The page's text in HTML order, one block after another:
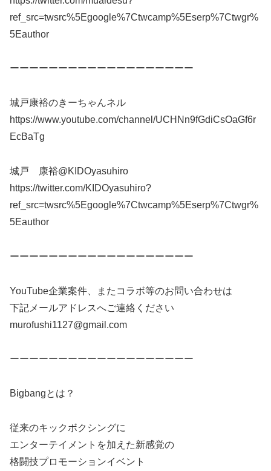
ref_src=twsrc%5Egoogle%7Ctwcamp%5Eserp%7Ctwgr%
5Eauthor
ーーーーーーーーーーーーーーーーーーー
城戸康裕のきーちゃんネル
https://www.youtube.com/channel/UCHNn9fGdiCsOaGf6r
EcBaTg
城戸 康裕@KIDOyasuhiro
https://twitter.com/KIDOyasuhiro?
ref_src=twsrc%5Egoogle%7Ctwcamp%5Eserp%7Ctwgr%
5Eauthor
ーーーーーーーーーーーーーーーーーーー
YouTube企業案件、またコラボ等のお問い合わせは
下記メールアドレスへご連絡ください
murofushi1127@gmail.com
ーーーーーーーーーーーーーーーーーーー
Bigbangとは？
従来のキックボクシングに
エンターテイメントを加えた新感覚の
格闘技プロモーションイベント